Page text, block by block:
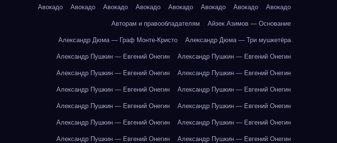
Авокадо Авокадо Авокадо Авокадо Авокадо Авокадо Авокадо Авокадо
Авторам и правообладателям Айзек Азимов — Основание
Александр Дюма — Граф Монте-Кристо Александр Дюма — Три мушкетёра
Александр Пушкин — Евгений Онегин Александр Пушкин — Евгений Онегин
Александр Пушкин — Евгений Онегин Александр Пушкин — Евгений Онегин
Александр Пушкин — Евгений Онегин Александр Пушкин — Евгений Онегин
Александр Пушкин — Евгений Онегин Александр Пушкин — Евгений Онегин
Александр Пушкин — Евгений Онегин Александр Пушкин — Евгений Онегин
Александр Пушкин — Евгений Онегин Александр Пушкин — Евгений Онегин